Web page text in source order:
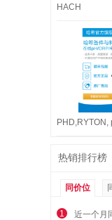
HACH
热销排行榜
同价位
1 近一个月